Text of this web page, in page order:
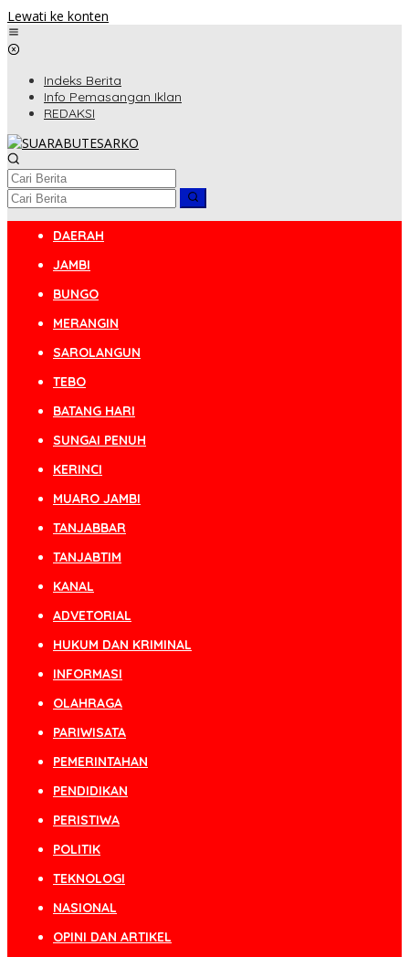
Lewati ke konten
Indeks Berita
Info Pemasangan Iklan
REDAKSI
DAERAH
JAMBI
BUNGO
MERANGIN
SAROLANGUN
TEBO
BATANG HARI
SUNGAI PENUH
KERINCI
MUARO JAMBI
TANJABBAR
TANJABTIM
KANAL
ADVETORIAL
HUKUM DAN KRIMINAL
INFORMASI
OLAHRAGA
PARIWISATA
PEMERINTAHAN
PENDIDIKAN
PERISTIWA
POLITIK
TEKNOLOGI
NASIONAL
OPINI DAN ARTIKEL